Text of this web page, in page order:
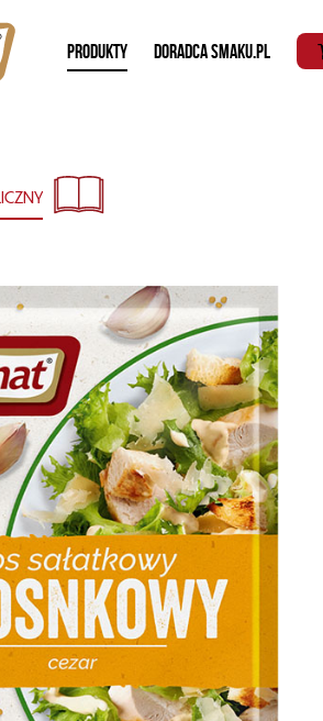
PRODUKTY DORADCA SMAKU.PL